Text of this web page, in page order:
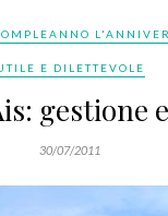
E DILETTEVOLE
gestione
30/07/2011